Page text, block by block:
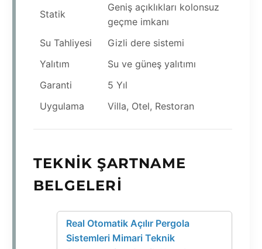
Statik
Geniş açıklıkları kolonsuz
geçme imkanı
Su Tahliyesi
Gizli dere sistemi
Yalıtım
Su ve güneş yalıtımı
Garanti
5 Yıl
Uygulama
Villa, Otel, Restoran
TEKNIK ŞARTNAME
BELGELERI
Real Otomatik Açılır Pergola
Sistemleri Mimari Teknik